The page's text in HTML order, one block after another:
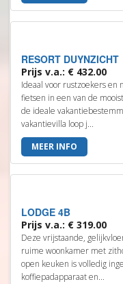
RESORT DUYNZICHT
Prijs v.a.: € 432.00
Ideaal voor rustzoekers
fietsen in een van de
de ideale
vakantievilla loop j...
MEER INFO
LODGE 4B
Prijs v.a.: € 319.00
Deze vrijstaande,
ruime woonkamer met
open keuken is volledig
koffiepadapparaat en...